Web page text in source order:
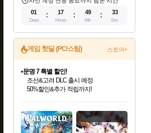
01
Days
17
Hours
49
Min
32
Sec
게임 핫딜 (PC/스팀) 스토어+
최대 90% 할인가를 만나보세요!
네이버혜택과 함께 만나보세요!
50%할인&추가 적립까지!
마블 투혼 파이팅 소울즈 정식출시!
마블 히어로 총 출동&화려한 격투!
네이버 포인트 혜택까지!
이니&베니 혜택까지!
네이버 혜택가와 함께 예약하세요!
할인&네이버혜택으로 만나보세요!
네이버페이 혜택과 만나보세요!
40주년 프로모션으로 만나보세요!
할인가에 만나보세요!
일부 에디션 상시 할인!
혜택으로 예약 판매 중
편안하게 충전하세요